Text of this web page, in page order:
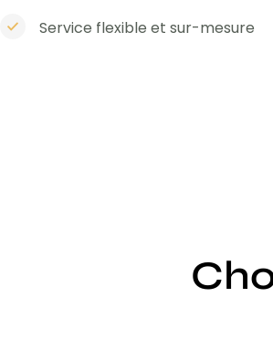
Service flexible et sur-mesure